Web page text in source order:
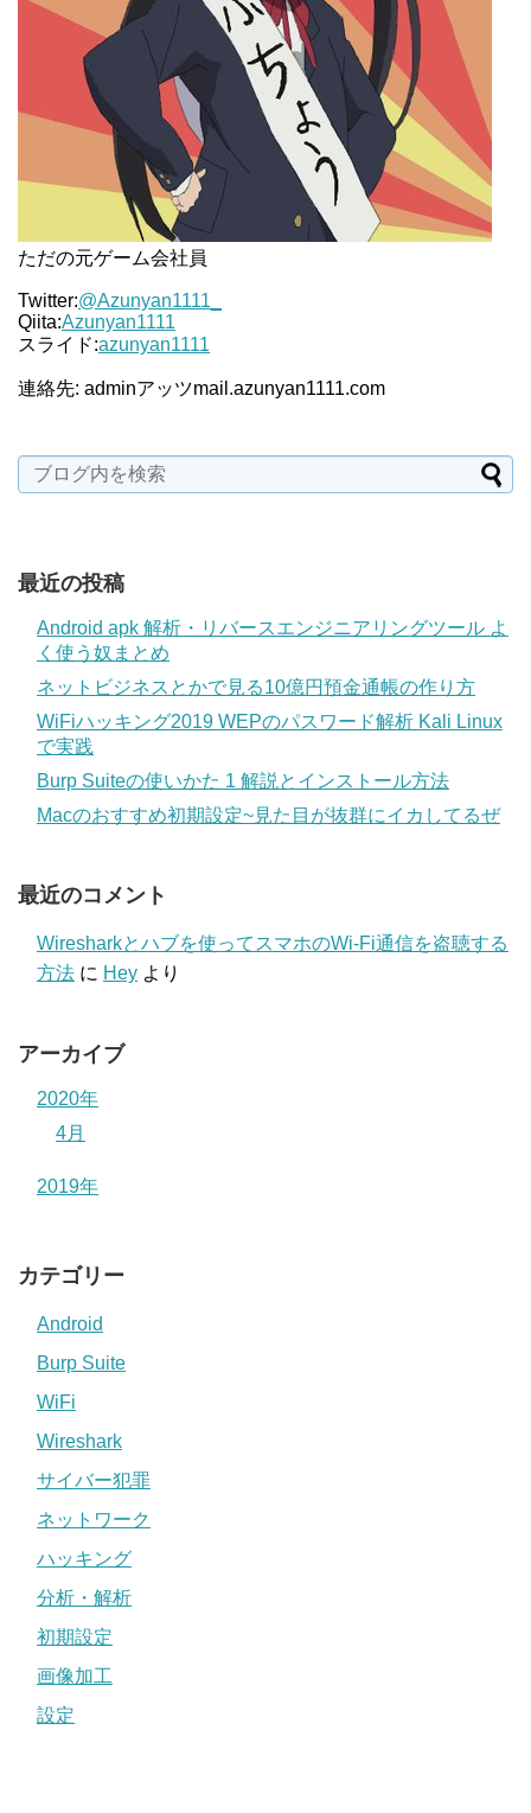
ただの元ゲーム会社員
Twitter:@Azunyan1111_
Qiita:Azunyan1111
スライド:azunyan1111
連絡先: adminアッツmail.azunyan1111.com
最近の投稿
Android apk 解析・リバースエンジニアリングツール よ
く使う奴まとめ
ネットビジネスとかで見る10億円預金通帳の作り方
WiFiハッキング2019 WEPのパスワード解析 Kali Linux
で実践
Burp Suiteの使いかた 1 解説とインストール方法
Macのおすすめ初期設定~見た目が抜群にイカしてるぜ
最近のコメント
Wiresharkとハブを使ってスマホのWi-Fi通信を盗聴する
方法 に Hey より
アーカイブ
2020年
4月
2019年
カテゴリー
Android
Burp Suite
WiFi
Wireshark
サイバー犯罪
ネットワーク
ハッキング
分析・解析
初期設定
画像加工
設定